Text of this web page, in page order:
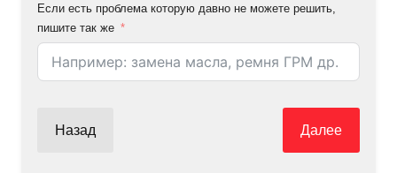
Если есть проблема которую давно не можете решить,
пишите так же
Назад Далее